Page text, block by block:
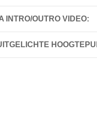
INTRO/OUTRO VIDEO: